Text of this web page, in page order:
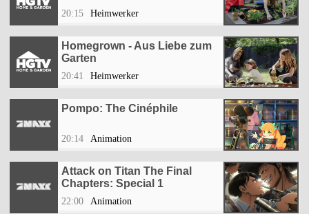
20:15 Heimwerker
Homegrown - Aus Liebe zum
Garten
20:41 Heimwerker
Pompo: The Cinéphile
20:14 Animation
Attack on Titan The Final
Chapters: Special 1
22:00 Animation